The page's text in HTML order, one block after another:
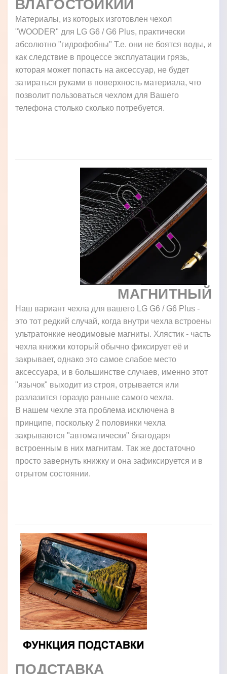
ВЛАГОСТОЙКИЙ
Материалы, из которых изготовлен чехол
"WOODER" для LG G6 / G6 Plus, практически
абсолютно "гидрофобны" Т.е. они не боятся воды, и
как следствие в процессе эксплуатации грязь,
которая может попасть на аксессуар, не будет
затираться руками в поверхность материала, что
позволит пользоваться чехлом для Вашего
телефона столько сколько потребуется.
МАГНИТНЫЙ
Наш вариант чехла для вашего LG G6 / G6 Plus -
это тот редкий случай, когда внутри чехла встроены
ультратонкие неодимовые магниты. Хлястик - часть
чехла книжки который обычно фиксирует её и
закрывает, однако это самое слабое место
аксессуара, и в большинстве случаев, именно этот
"язычок" выходит из строя, отрывается или
разлазится гораздо раньше самого чехла.
В нашем чехле эта проблема исключена в
принципе, поскольку 2 половинки чехла
закрываются "автоматически" благодаря
встроенным в них магнитам. Так же достаточно
просто завернуть книжку и она зафиксируется и в
отрытом состоянии.
ПОДСТАВКА